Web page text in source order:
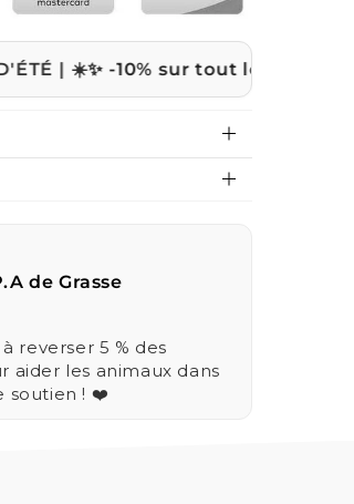
-10% sur tout le site avec le code
de Grasse
reverser 5 % des
aider les animaux dans
soutien ! ❤️